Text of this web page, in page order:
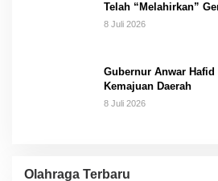
Telah “Melahirkan”
8 Juli 2026
Gubernur Anwar
Kemajuan Daerah
8 Juli 2026
Olahraga Terbaru